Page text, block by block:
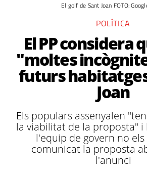
El golf de Sant Joan FOTO:
POLÍTICA
El PP considera
"moltes
futurs
Joan
Els populars assenyalen
la viabilitat de la proposta"
l'equip de govern no
comunicat la proposta
l'anunci